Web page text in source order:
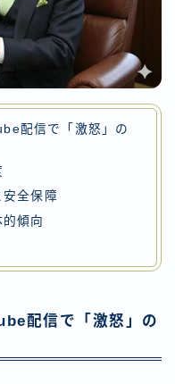
配信で「激怒」の
安全保障
傾向
配信で「激怒」の